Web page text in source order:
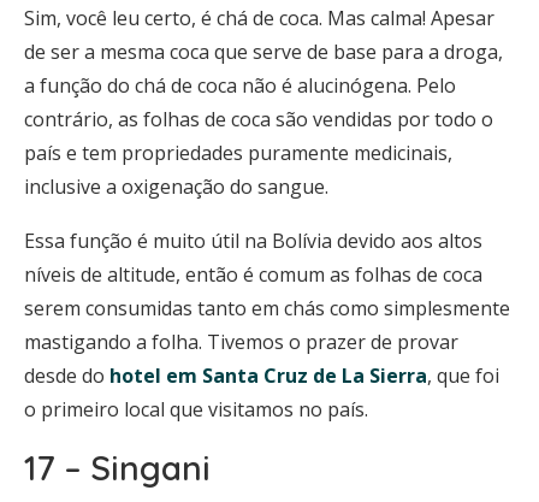
Sim, você leu certo, é chá de coca. Mas calma! Apesar
de ser a mesma coca que serve de base para a droga,
a função do chá de coca não é alucinógena. Pelo
contrário, as folhas de coca são vendidas por todo o
país e tem propriedades puramente medicinais,
inclusive a oxigenação do sangue.
Essa função é muito útil na Bolívia devido aos altos
níveis de altitude, então é comum as folhas de coca
serem consumidas tanto em chás como simplesmente
mastigando a folha. Tivemos o prazer de provar
desde do hotel em Santa Cruz de La Sierra, que foi
o primeiro local que visitamos no país.
17 – Singani